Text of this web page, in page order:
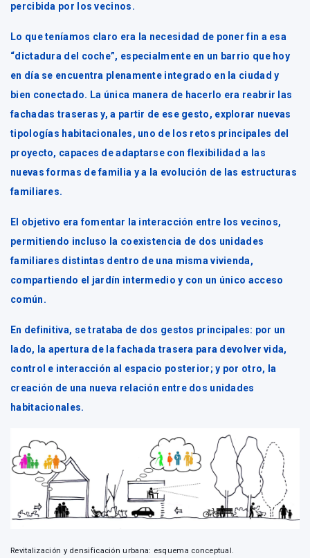
percibida por los vecinos.
Lo que teníamos claro era la necesidad de poner fin a esa
“dictadura del coche”, especialmente en un barrio que hoy
en día se encuentra plenamente integrado en la ciudad y
bien conectado. La única manera de hacerlo era reabrir las
fachadas traseras y, a partir de ese gesto, explorar nuevas
tipologías habitacionales, uno de los retos principales del
proyecto, capaces de adaptarse con flexibilidad a las
nuevas formas de familia y a la evolución de las estructuras
familiares.
El objetivo era fomentar la interacción entre los vecinos,
permitiendo incluso la coexistencia de dos unidades
familiares distintas dentro de una misma vivienda,
compartiendo el jardín intermedio y con un único acceso
común.
En definitiva, se trataba de dos gestos principales: por un
lado, la apertura de la fachada trasera para devolver vida,
control e interacción al espacio posterior; y por otro, la
creación de una nueva relación entre dos unidades
habitacionales.
Revitalización y densificación urbana: esquema conceptual.